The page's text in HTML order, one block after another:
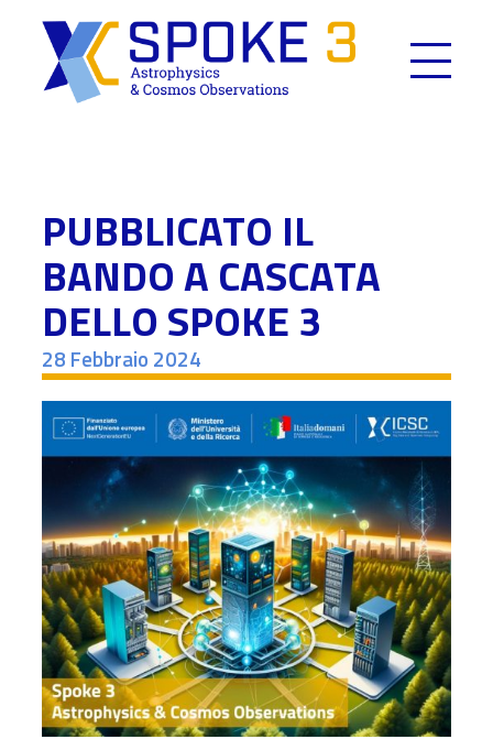
content
PUBBLICATO IL
BANDO A CASCATA
DELLO SPOKE 3
28 Febbraio 2024